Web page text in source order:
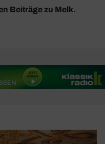
Beiträge zu Melk.